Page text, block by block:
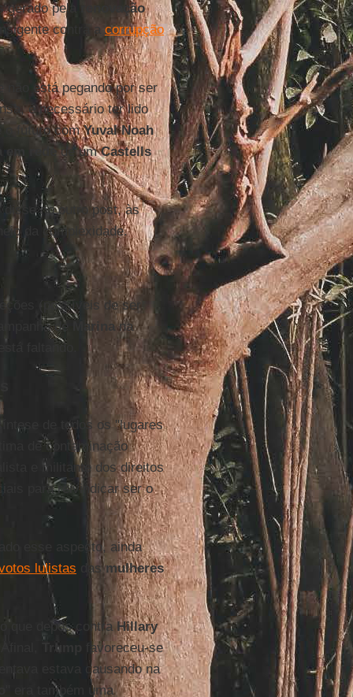
pela
renovação
contra a corrupção
não está pegando por ser
é necessário ter lido
o futuro comYuval Noah
rede de umCastells
disse no outro post, às
da complexidade.
(possíveis de ser
de
Marinana
faltando.
de todos os "lugares
de contaminação
e militante dos direitos
para reivindicar ser o
esse aspecto, ainda
lulistas dasmulheres
que depôs contraHillary
Trump
favoreceu-se
estava causando na
" era também uma